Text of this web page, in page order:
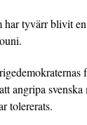
har tyvärr blivit
angripa
tolererats.